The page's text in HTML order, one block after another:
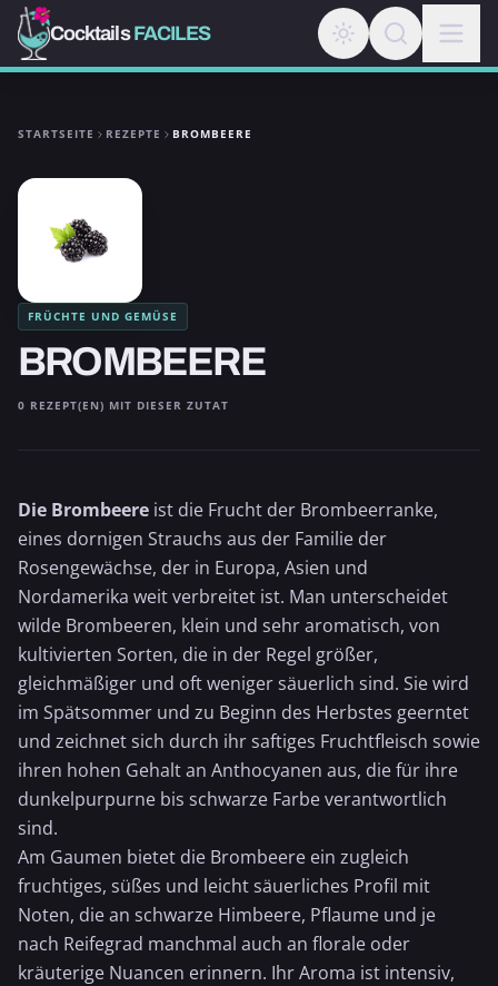
CocktailsFACILES
STARTSEITE REZEPTE BROMBEERE
FRÜCHTE UND GEMÜSE
BROMBEERE
0 REZEPT(EN) MIT DIESER ZUTAT
Die Brombeere ist die Frucht der Brombeerranke,
eines dornigen Strauchs aus der Familie der
Rosengewächse, der in Europa, Asien und
Nordamerika weit verbreitet ist. Man unterscheidet
wilde Brombeeren, klein und sehr aromatisch, von
kultivierten Sorten, die in der Regel größer,
gleichmäßiger und oft weniger säuerlich sind. Sie wird
im Spätsommer und zu Beginn des Herbstes geerntet
und zeichnet sich durch ihr saftiges Fruchtfleisch sowie
ihren hohen Gehalt an Anthocyanen aus, die für ihre
dunkelpurpurne bis schwarze Farbe verantwortlich
sind.
Am Gaumen bietet die Brombeere ein zugleich
fruchtiges, süßes und leicht säuerliches Profil mit
Noten, die an schwarze Himbeere, Pflaume und je
nach Reifegrad manchmal auch an florale oder
kräuterige Nuancen erinnern. Ihr Aroma ist intensiv,